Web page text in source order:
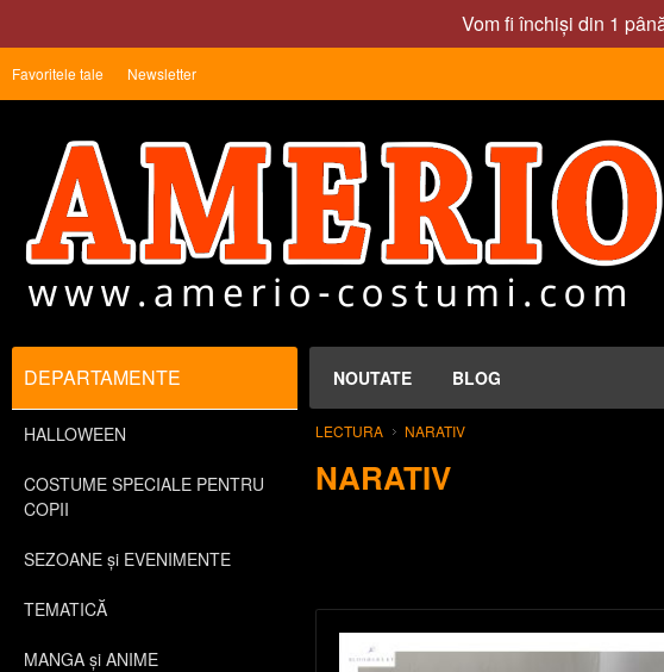
Vom fi închiși din 1
Favoritele tale Newsletter
NOUTATE BLOG
DEPARTAMENTE
HALLOWEEN
COSTUME SPECIALE PENTRU
COPII
SEZOANE și EVENIMENTE
TEMATICĂ
MANGA și ANIME
LECTURA NARATIV
NARATIV